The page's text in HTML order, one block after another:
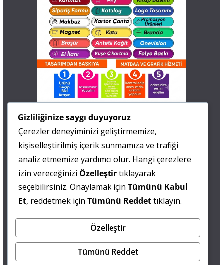
0 505 677 40 87
Fatma MARMARA
0 538 844 90 90
Mesut IŞIKAY
admin@sultanmagazin.com
Gizliliğinize saygı duyuyoruz
Çerezler deneyiminizi geliştirmemize,
kişiselleştirilmiş içerik sunmamıza ve trafiği
analiz etmemize yardımcı olur. Hangi çerezlere
izin vereceğinizi Özelleştirtıklayarak
seçebilirsiniz. Onaylamak için Tümünü Kabul
Et, reddetmek için Tümünü Reddettıklayın.
Özelleştir
Tümünü Reddet